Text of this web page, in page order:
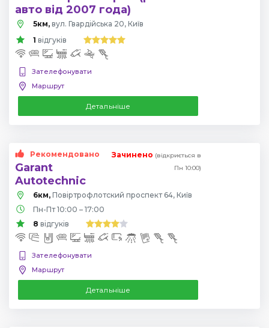
авто від 2007 года)
5км, вул. Гвардійська 20, Київ
1 відгуків
Зателефонувати
Маршрут
Детальніше
Рекомендовано
Garant
Autotechnic
Зачинено (відкриється в
Пн 10:00)
6км,
Повіртрофлотский проспект 64, Київ
Пн-Пт 10:00 – 17:00
8 відгуків
Зателефонувати
Маршрут
Детальніше